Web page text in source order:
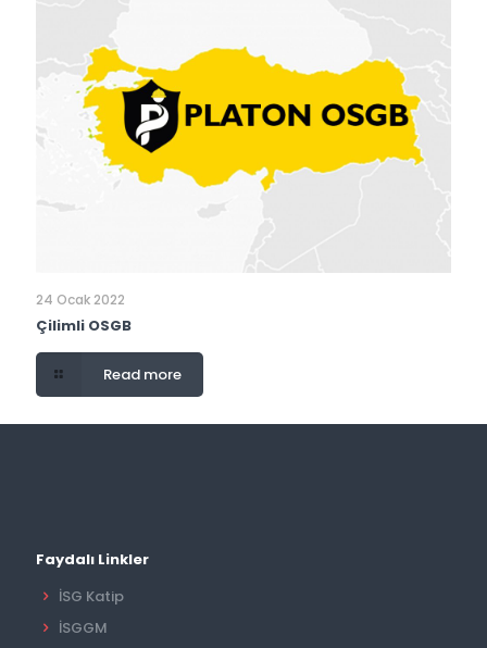
24 Ocak 2022
Çilimli OSGB
Read more
Faydalı Linkler
İSG Katip
İSGGM